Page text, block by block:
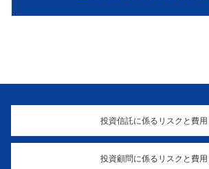
投資信託に係るリスクと費用
投資顧問に係るリスクと費用